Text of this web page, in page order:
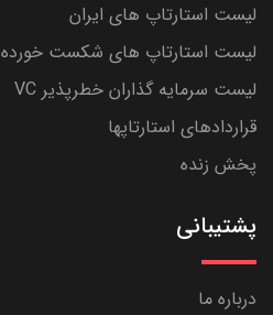
لیست استارتاپ های ایران
لیست استارتاپ های شکست خورده
لیست سرمایه گذاران خطرپذیر VC
قراردادهای استارتاپها
پخش زنده
پشتیبانی
درباره ما